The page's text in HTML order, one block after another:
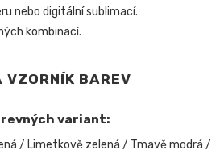
nebo digitální sublimací.
kombinací.
VZORNÍK BAREV
variant:
/ Limetkově zelená / Tmavě modrá /